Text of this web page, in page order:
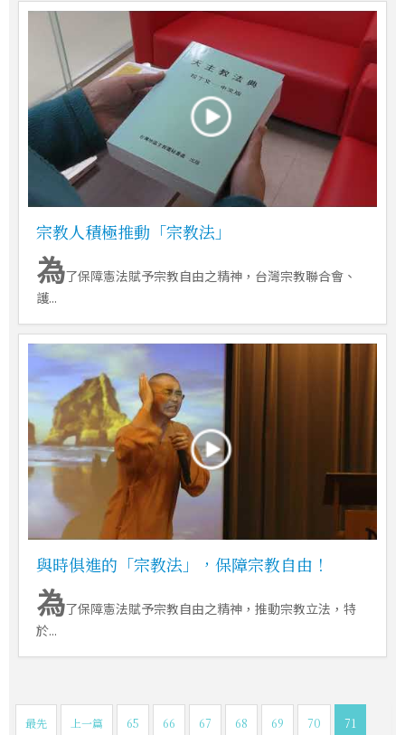
宗教人積極推動「宗教法」
為了保障憲法賦予宗教自由之精神，台灣宗教聯合會、
護...
與時俱進的「宗教法」，保障宗教自由！
為了保障憲法賦予宗教自由之精神，推動宗教立法，特
於...
最先 上一篇 65 66 67 68 69 70 71